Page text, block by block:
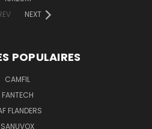
NEXT
POPULAIRES
CAMFIL
FANTECH
FLANDERS
SANUVOX